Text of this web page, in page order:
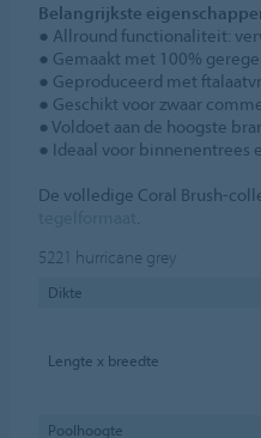
Belangrijkste
● Allround functionaliteit:
● Gemaakt met 100%
● Geproduceerd met
● Geschikt voor zwaar
● Voldoet aan de hoogste
● Ideaal voor binnenentrees
De volledige Coral
.
5221 hurricane grey
Dikte
Lengte x breedte
Poolhoogte